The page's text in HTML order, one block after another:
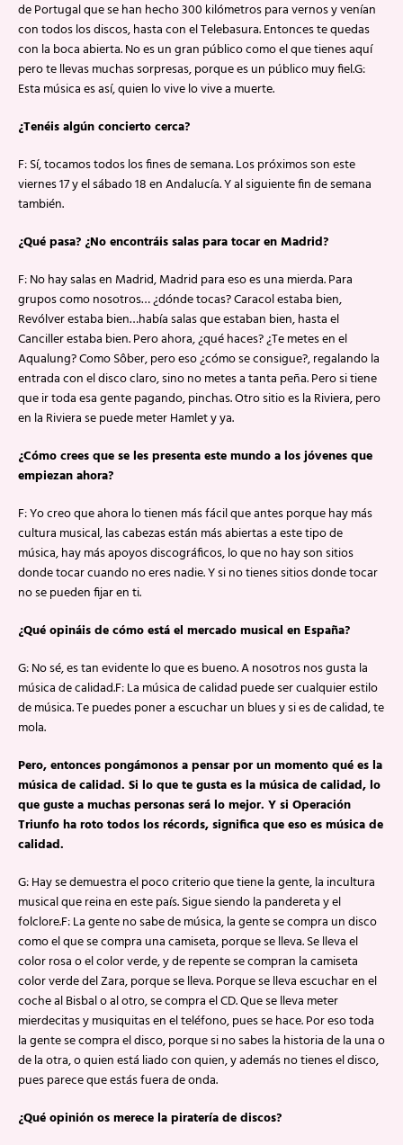
de Portugal que se han hecho 300 kilómetros para vernos y venían
con todos los discos, hasta con el Telebasura. Entonces te quedas
con la boca abierta. No es un gran público como el que tienes aquí
pero te llevas muchas sorpresas, porque es un público muy fiel.G:
Esta música es así, quien lo vive lo vive a muerte.
¿Tenéis algún concierto cerca?
F: Sí, tocamos todos los fines de semana. Los próximos son este
viernes 17 y el sábado 18 en Andalucía. Y al siguiente fin de semana
también.
¿Qué pasa? ¿No encontráis salas para tocar en Madrid?
F: No hay salas en Madrid, Madrid para eso es una mierda. Para
grupos como nosotros… ¿dónde tocas? Caracol estaba bien,
Revólver estaba bien…había salas que estaban bien, hasta el
Canciller estaba bien. Pero ahora, ¿qué haces? ¿Te metes en el
Aqualung? Como Sôber, pero eso ¿cómo se consigue?, regalando la
entrada con el disco claro, sino no metes a tanta peña. Pero si tiene
que ir toda esa gente pagando, pinchas. Otro sitio es la Riviera, pero
en la Riviera se puede meter Hamlet y ya.
¿Cómo crees que se les presenta este mundo a los jóvenes que
empiezan ahora?
F: Yo creo que ahora lo tienen más fácil que antes porque hay más
cultura musical, las cabezas están más abiertas a este tipo de
música, hay más apoyos discográficos, lo que no hay son sitios
donde tocar cuando no eres nadie. Y si no tienes sitios donde tocar
no se pueden fijar en ti.
¿Qué opináis de cómo está el mercado musical en España?
G: No sé, es tan evidente lo que es bueno. A nosotros nos gusta la
música de calidad.F: La música de calidad puede ser cualquier estilo
de música. Te puedes poner a escuchar un blues y si es de calidad, te
mola.
Pero, entonces pongámonos a pensar por un momento qué es la
música de calidad. Si lo que te gusta es la música de calidad, lo
que guste a muchas personas será lo mejor. Y si Operación
Triunfo ha roto todos los récords, significa que eso es música de
calidad.
G: Hay se demuestra el poco criterio que tiene la gente, la incultura
musical que reina en este país. Sigue siendo la pandereta y el
folclore.F: La gente no sabe de música, la gente se compra un disco
como el que se compra una camiseta, porque se lleva. Se lleva el
color rosa o el color verde, y de repente se compran la camiseta
color verde del Zara, porque se lleva. Porque se lleva escuchar en el
coche al Bisbal o al otro, se compra el CD. Que se lleva meter
mierdecitas y musiquitas en el teléfono, pues se hace. Por eso toda
la gente se compra el disco, porque si no sabes la historia de la una o
de la otra, o quien está liado con quien, y además no tienes el disco,
pues parece que estás fuera de onda.
¿Qué opinión os merece la piratería de discos?